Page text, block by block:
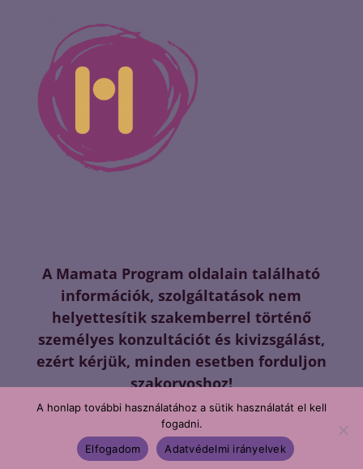
A Mamata Program oldalain található
információk, szolgáltatások nem
helyettesítik szakemberrel történő
személyes konzultációt és kivizsgálást,
ezért kérjük, minden esetben forduljon
szakorvoshoz!
Mamata.hu - Minden jog fenntartva! *
Honlapkészítés, webdesign
Oldaltérkép
A honlap további használatához a sütik használatát el kell
fogadni.
Elfogadom
Adatvédelmi irányelvek